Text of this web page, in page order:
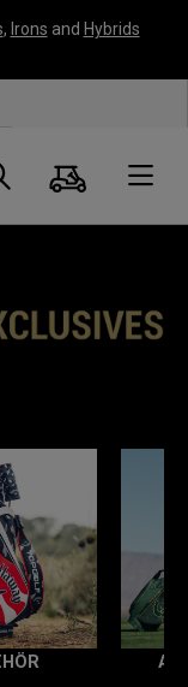
, Irons and Hybrids
Suche